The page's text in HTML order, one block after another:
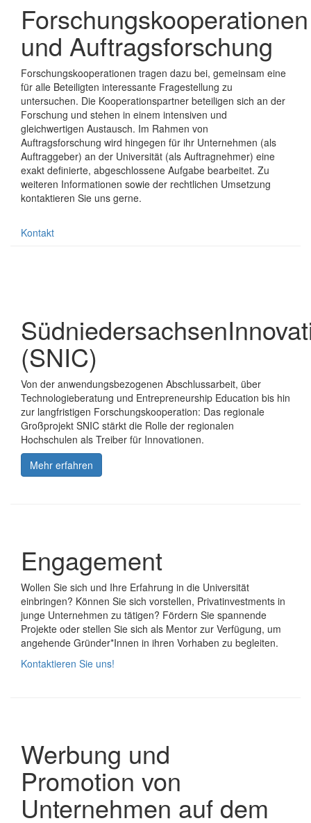
Forschungskooperationen
und Auftragsforschung
Forschungskooperationen tragen dazu bei, gemeinsam eine
für alle Beteiligten interessante Fragestellung zu
untersuchen. Die Kooperationspartner beteiligen sich an der
Forschung und stehen in einem intensiven und
gleichwertigen Austausch. Im Rahmen von
Auftragsforschung wird hingegen für ihr Unternehmen (als
Auftraggeber) an der Universität (als Auftragnehmer) eine
exakt definierte, abgeschlossene Aufgabe bearbeitet. Zu
weiteren Informationen sowie der rechtlichen Umsetzung
kontaktieren Sie uns gerne.
Kontakt
(SNIC)
Von der anwendungsbezogenen Abschlussarbeit, über
Technologieberatung und Entrepreneurship Education bis hin
zur langfristigen Forschungskooperation: Das regionale
Großprojekt SNIC stärkt die Rolle der regionalen
Hochschulen als Treiber für Innovationen.
Mehr erfahren
Engagement
Wollen Sie sich und Ihre Erfahrung in die Universität
einbringen? Können Sie sich vorstellen, Privatinvestments in
junge Unternehmen zu tätigen? Fördern Sie spannende
Projekte oder stellen Sie sich als Mentor zur Verfügung, um
angehende Gründer*Innen in ihren Vorhaben zu begleiten.
Kontaktieren Sie uns!
Werbung und
Promotion von
Unternehmen auf dem